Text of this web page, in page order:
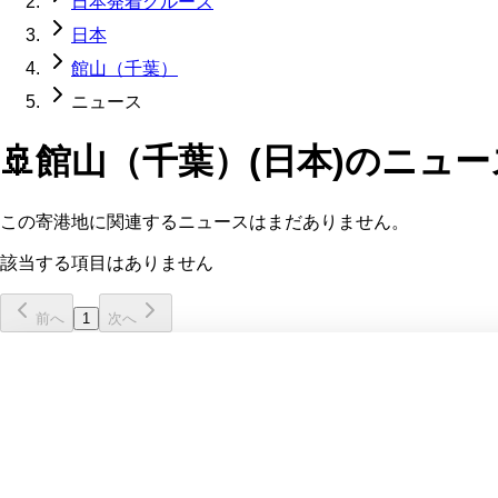
日本
館山（千葉）
ニュース
🚢館山（千葉）(日本)のニュ
この寄港地に関連するニュースはまだありません。
該当する項目はありません
前へ 1 次へ